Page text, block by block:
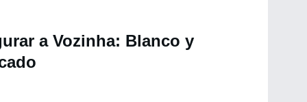
a Vozinha: Blanco y